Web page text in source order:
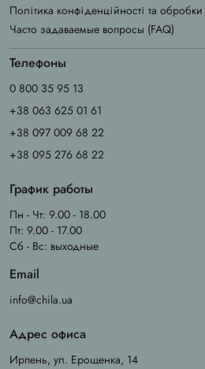
Політика конфіденційності та
Часто задаваемые вопросы (FAQ)
Телефоны
0 800 35 95 13
+38 063 625 01 61
+38 097 009 68 22
+38 095 276 68 22
График работы
Пн - Чт: 9.00 - 18.00
Пт: 9.00 - 17.00
Сб - Вс: выходные
Email
info@chila.ua
Адрес офиса
Ирпень, ул. Ерощенка, 14